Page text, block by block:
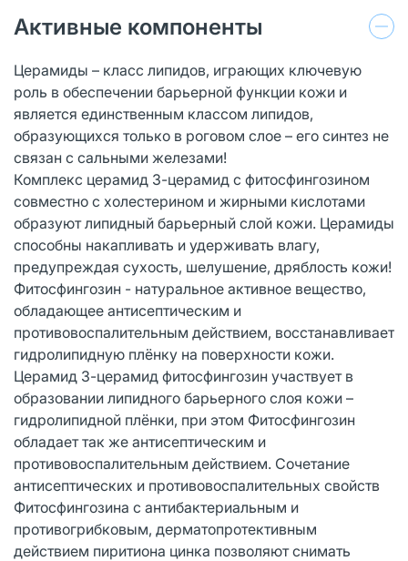
Активные компоненты
Церамиды – класс липидов, играющих ключевую
роль в обеспечении барьерной функции кожи и
является единственным классом липидов,
образующихся только в роговом слое – его синтез не
связан с сальными железами!
Комплекс церамид 3-церамид с фитосфингозином
совместно с холестерином и жирными кислотами
образуют липидный барьерный слой кожи. Церамиды
способны накапливать и удерживать влагу,
предупреждая сухость, шелушение, дряблость кожи!
Фитосфингозин - натуральное активное вещество,
обладающее антисептическим и
противовоспалительным действием, восстанавливает
гидролипидную плёнку на поверхности кожи.
Церамид 3-церамид фитосфингозин участвует в
образовании липидного барьерного слоя кожи –
гидролипидной плёнки, при этом Фитосфингозин
обладает так же антисептическим и
противовоспалительным действием. Сочетание
антисептических и противовоспалительных свойств
Фитосфингозина с антибактериальным и
противогрибковым, дерматопротективным
действием пиритиона цинка позволяют снимать